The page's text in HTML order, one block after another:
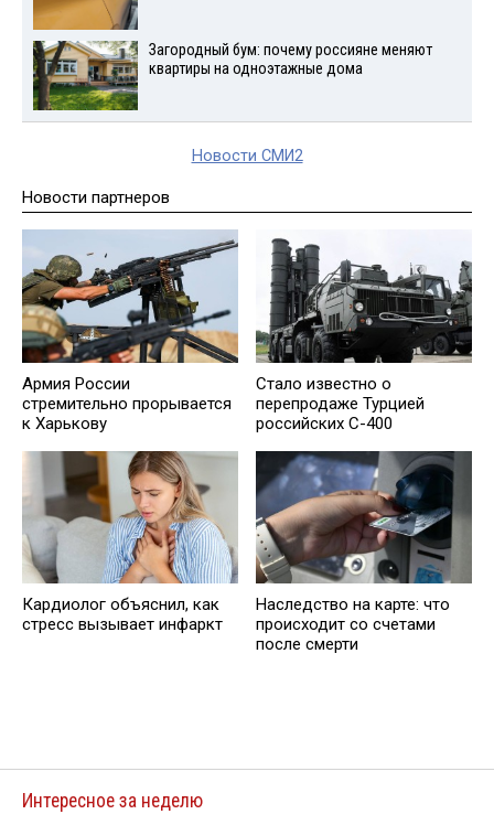
Загородный бум: почему россияне меняют
квартиры на одноэтажные дома
Новости СМИ2
Новости партнеров
Армия России
стремительно прорывается
к Харькову
Стало известно о
перепродаже Турцией
российских С-400
Кардиолог объяснил, как
стресс вызывает инфаркт
Наследство на карте: что
происходит со счетами
после смерти
Интересное за неделю